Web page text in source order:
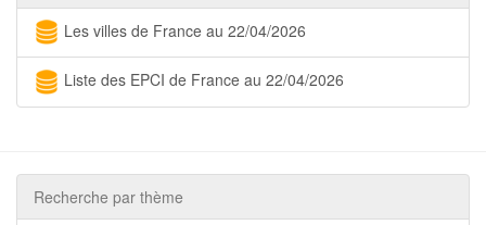
Les villes de France au 22/04/2026
Liste des EPCI de France au 22/04/2026
Recherche par thème